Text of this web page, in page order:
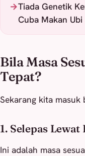
Tiada Genetik
Cuba Makan
Bila Masa
Tepat?
Sekarang kita masuk
1. Selepas Lewat
Ini adalah masa